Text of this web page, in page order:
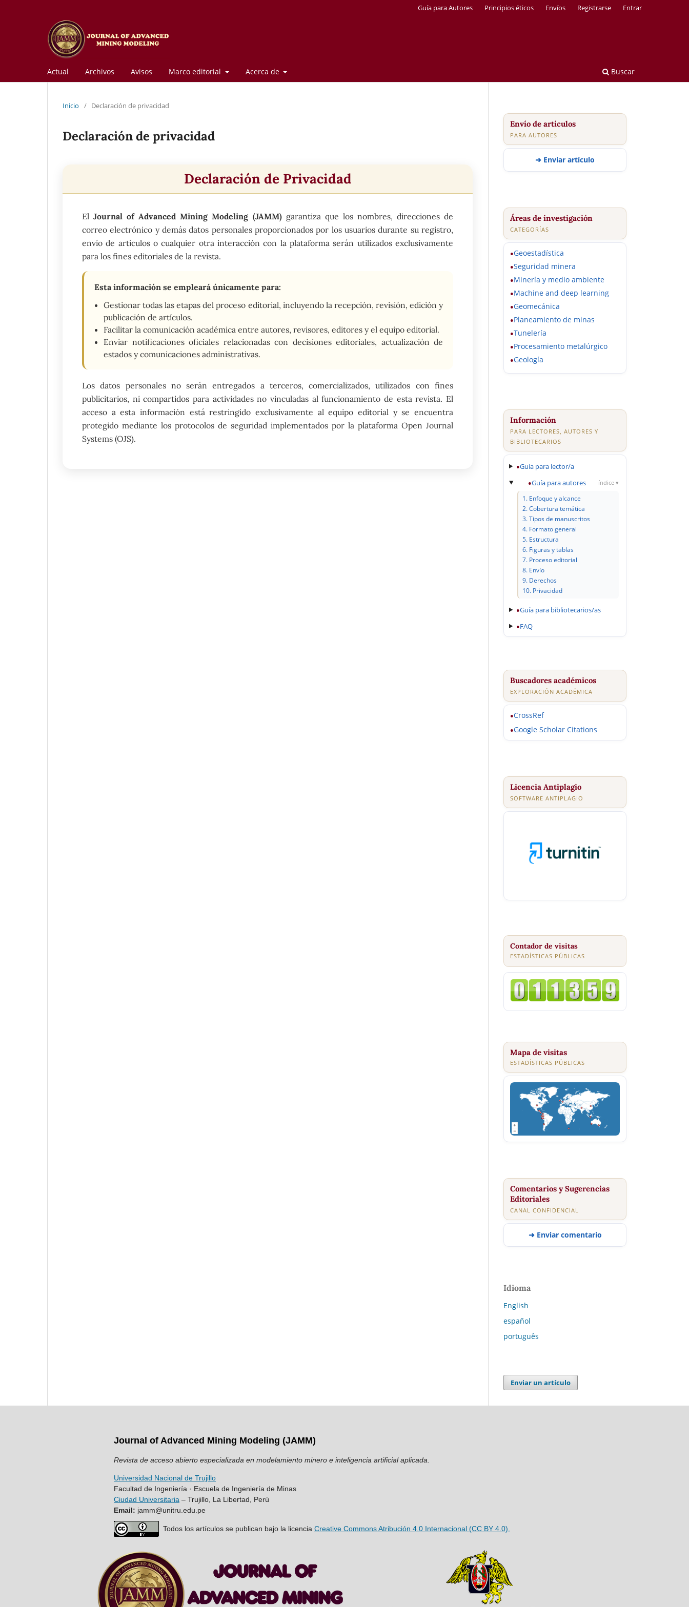
Actual Archivos Avisos Marco editorial Acerca de Buscar
Guía para Autores Principios éticos Envíos Registrarse Entrar
Inicio / Declaración de privacidad
Declaración de privacidad
Declaración de Privacidad
ElJournal of Advanced Mining Modeling (JAMM)garantiza que los nombres, direcciones de
correo electrónico y demás datos personales proporcionados por los usuarios durante su registro,
envío de artículos o cualquier otra interacción con la plataforma serán utilizados exclusivamente
para los fines editoriales de la revista.
Esta información se empleará únicamente para:
Gestionar todas las etapas del proceso editorial, incluyendo la recepción, revisión, edición y
publicación de artículos.
Facilitar la comunicación académica entre autores, revisores, editores y el equipo editorial.
Enviar notificaciones oficiales relacionadas con decisiones editoriales, actualización de
estados y comunicaciones administrativas.
Los datos personales no serán entregados a terceros, comercializados, utilizados con fines
publicitarios, ni compartidos para actividades no vinculadas al funcionamiento de esta revista. El
acceso a esta información está restringido exclusivamente al equipo editorial y se encuentra
protegido mediante los protocolos de seguridad implementados por la plataforma Open Journal
Systems (OJS).
Envío de artículos
PARA AUTORES
➜ Enviar artículo
Áreas de investigación
CATEGORÍAS
●Geoestadística
●Seguridad minera
●Minería y medio ambiente
●Machine and deep learning
●Geomecánica
●Planeamiento de minas
●Tunelería
●Procesamiento metalúrgico
●Geología
Información
PARA LECTORES, AUTORES Y
BIBLIOTECARIOS
●Guía para lector/a
●Guía para autores índice ▾
1. Enfoque y alcance
2. Cobertura temática
3. Tipos de manuscritos
4. Formato general
5. Estructura
6. Figuras y tablas
7. Proceso editorial
8. Envío
9. Derechos
10. Privacidad
●Guía para bibliotecarios/as
●FAQ
Buscadores académicos
EXPLORACIÓN ACADÉMICA
●CrossRef
●Google Scholar Citations
Licencia Antiplagio
SOFTWARE ANTIPLAGIO
Contador de visitas
ESTADÍSTICAS PÚBLICAS
Mapa de visitas
ESTADÍSTICAS PÚBLICAS
Comentarios y Sugerencias
Editoriales
CANAL CONFIDENCIAL
➜ Enviar comentario
Idioma
English
español
português
Enviar un artículo
Journal of Advanced Mining Modeling (JAMM)
Revista de acceso abierto especializada en modelamiento minero e inteligencia artificial aplicada.
Universidad Nacional de Trujillo
Facultad de Ingeniería · Escuela de Ingeniería de Minas
Ciudad Universitaria – Trujillo, La Libertad, Perú
Email: jamm@unitru.edu.pe
Todos los artículos se publican bajo la licencia Creative Commons Atribución 4.0 Internacional (CC BY 4.0).